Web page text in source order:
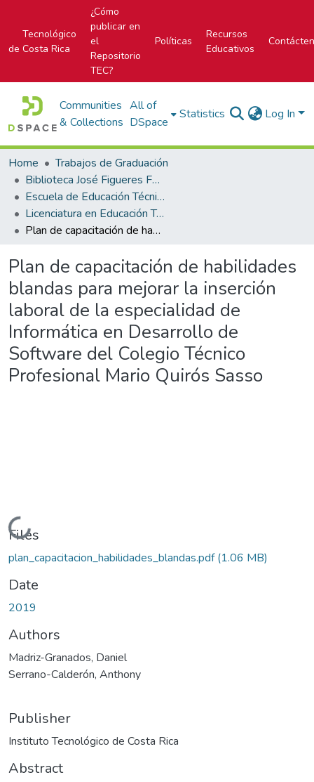
Tecnológico
de Costa Rica
¿Cómo
publicar en
el
Repositorio
TEC?
Políticas
Recursos
Educativos
Communities
& Collections
All of
DSpace
Statistics Log In
Home
Trabajos de Graduación
Biblioteca José Figueres Ferrer
Escuela de Educación Técnica
Licenciatura en Educación Técnica
Plan de capacitación de habilidades blandas para mejorar la inserción laboral de la especialidad de Informática en Desarrollo de Software del Colegio Técnico Profesional Mario Quirós Sasso
Plan de capacitación de habilidades
blandas para mejorar la inserción
laboral de la especialidad de
Informática en Desarrollo de
Software del Colegio Técnico
Profesional Mario Quirós Sasso
Loading...
Files
plan_capacitacion_habilidades_blandas.pdf(1.06 MB)
Date
2019
Authors
Madriz-Granados, Daniel
Serrano-Calderón, Anthony
Publisher
Instituto Tecnológico de Costa Rica
Abstract